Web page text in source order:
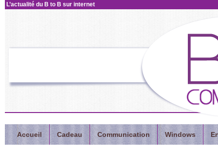
L’actualité du B to B sur internet
Accueil Cadeau Communication Windows